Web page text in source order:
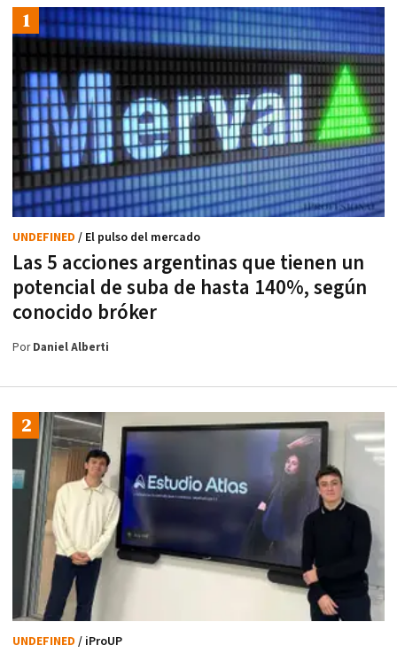
Las 5 acciones argentinas que tienen un
potencial de suba de hasta 140%, según
conocido bróker
UNDEFINED / El pulso del mercado
PorDaniel Alberti
UNDEFINED / iProUP